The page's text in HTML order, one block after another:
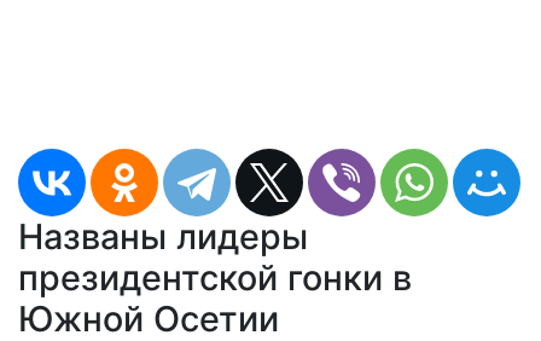
Названы лидеры
президентской гонки в
Южной Осетии